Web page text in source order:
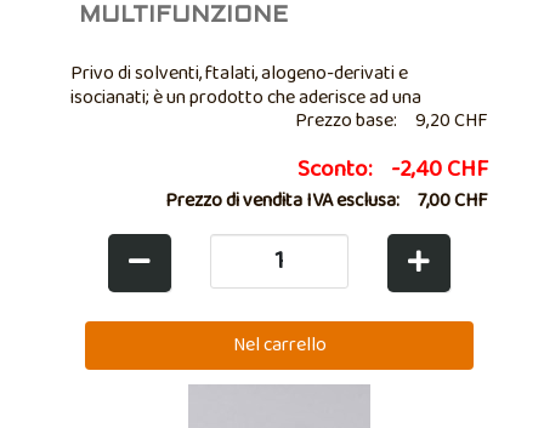
MULTIFUNZIONE
Privo di solventi, ftalati, alogeno-derivati e
isocianati; è un prodotto che aderisce ad una
vastissima gamma di materiali con una tenuta di
incollaggio o una sigillatura dall’aspetto ...
Prezzo base: 9,20 CHF
Sconto: -2,40 CHF
Prezzo di vendita IVA esclusa: 7,00 CHF